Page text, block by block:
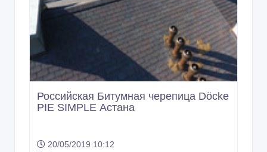
Российская Битумная черепица Döcke
PIE SIMPLE Астана
20/05/2019 10:12